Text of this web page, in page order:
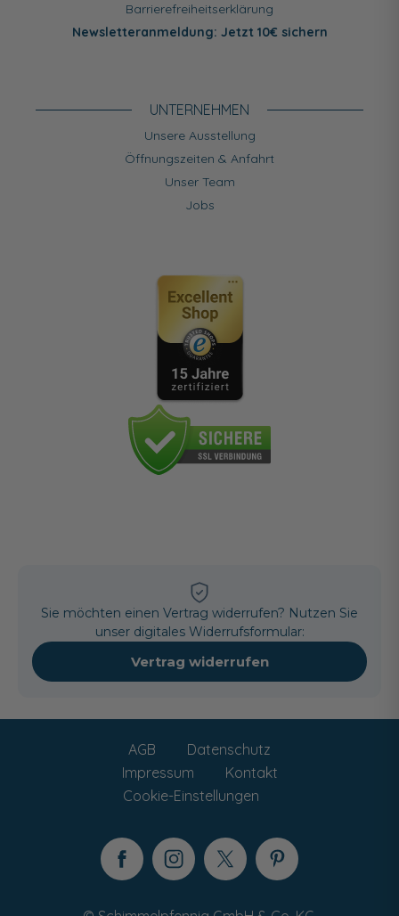
Barrierefreiheitserklärung
Newsletteranmeldung: Jetzt 10€ sichern
UNTERNEHMEN
Unsere Ausstellung
Öffnungszeiten & Anfahrt
Unser Team
Jobs
Sie möchten einen Vertrag widerrufen? Nutzen Sie
unser digitales Widerrufsformular:
Vertrag widerrufen
AGB
Datenschutz
Impressum
Kontakt
Cookie-Einstellungen